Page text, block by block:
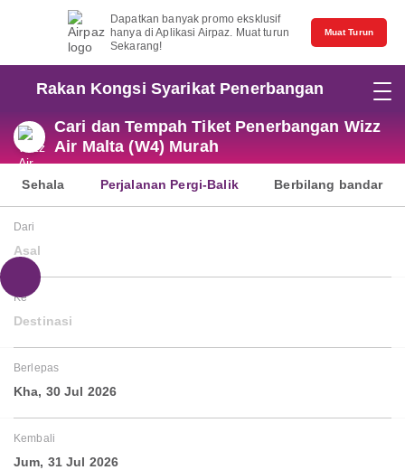
Dapatkan banyak promo eksklusif
hanya di Aplikasi Airpaz. Muat turun
Sekarang!
Muat Turun
Rakan Kongsi Syarikat Penerbangan
Cari dan Tempah Tiket Penerbangan Wizz
Air Malta (W4) Murah
Sehala Perjalanan Pergi-Balik Berbilang bandar
Dari
Asal
Ke
Destinasi
Berlepas
Kha, 30 Jul 2026
Kembali
Jum, 31 Jul 2026